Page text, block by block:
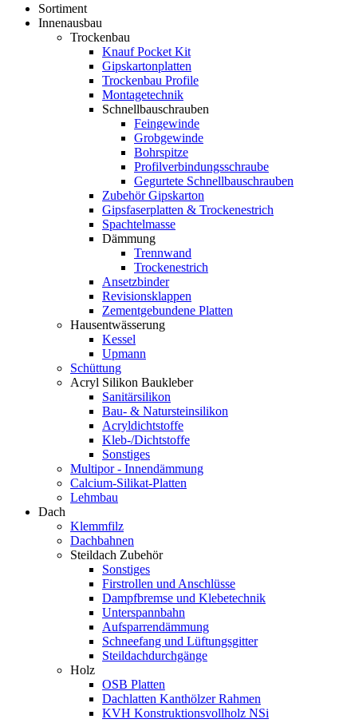
Sortiment
Innenausbau
Trockenbau
Knauf Pocket Kit
Gipskartonplatten
Trockenbau Profile
Montagetechnik
Schnellbauschrauben
Feingewinde
Grobgewinde
Bohrspitze
Profilverbindungsschraube
Gegurtete Schnellbauschrauben
Zubehör Gipskarton
Gipsfaserplatten & Trockenestrich
Spachtelmasse
Dämmung
Trennwand
Trockenestrich
Ansetzbinder
Revisionsklappen
Zementgebundene Platten
Hausentwässerung
Kessel
Upmann
Schüttung
Acryl Silikon Baukleber
Sanitärsilikon
Bau- & Natursteinsilikon
Acryldichtstoffe
Kleb-/Dichtstoffe
Sonstiges
Multipor - Innendämmung
Calcium-Silikat-Platten
Lehmbau
Dach
Klemmfilz
Dachbahnen
Steildach Zubehör
Sonstiges
Firstrollen und Anschlüsse
Dampfbremse und Klebetechnik
Unterspannbahn
Aufsparrendämmung
Schneefang und Lüftungsgitter
Steildachdurchgänge
Holz
OSB Platten
Dachlatten Kanthölzer Rahmen
KVH Konstruktionsvollholz NSi